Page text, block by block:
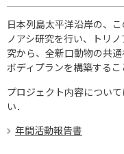
日本列島太平洋沿岸の、
ノアシ研究を行い、トリ
究から、全新口動物の共
ボディプランを構築するこ
プロジェクト内容につい
い．
年間活動報告書